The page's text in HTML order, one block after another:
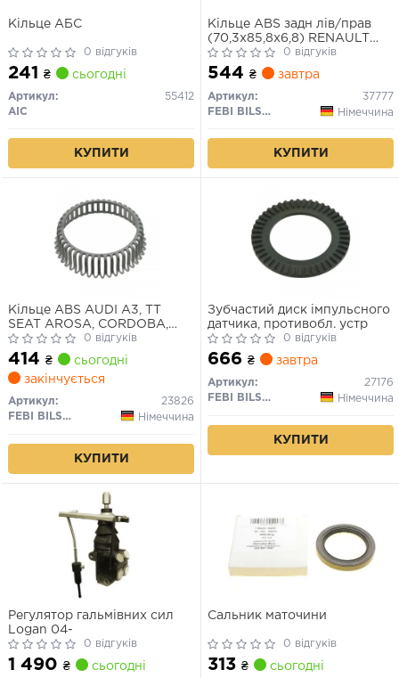
Кільце АБС
0 відгуків
241 ₴ сьогодні
Артикул:
55412
AIC
КУПИТИ
Кільце ABS задн лів/прав
(70,3x85,8x6,8) RENAULT
ESPACE IV, GRAND SCENIC II,
LAGUNA II, SCENIC II, VEL
SATIS 03.01-
0 відгуків
544 ₴ завтра
Артикул:
37777
FEBI BILSTEIN
Німеччина
КУПИТИ
Кільце ABS AUDI A3, TT
SEAT AROSA, CORDOBA,
CORDOBA VARIO, IBIZA II,
INCA, LEON, TOLEDO I,
TOLEDO II SKODA FELICIA
CUBE, FELICIA I, FELICIA II,
OCTAVIA I, ROOMSTER 1.0-
3.2 08.83-
0 відгуків
414 ₴
сьогодні
закінчується
Артикул:
23826
FEBI BILSTEIN
Німеччина
КУПИТИ
Зубчастий диск імпульсного
датчика, противобл. устр
0 відгуків
666 ₴ завтра
Артикул:
27176
FEBI BILSTEIN
Німеччина
КУПИТИ
Регулятор гальмівних сил
Logan 04-
0 відгуків
1 490 ₴ сьогодні
Сальник маточини
0 відгуків
313 ₴ сьогодні